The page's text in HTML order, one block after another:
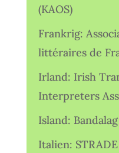
(KAOS)
Frankrig:
littéraires de
Irland: Irish
Interpreters
Island:
Italien: STRADE